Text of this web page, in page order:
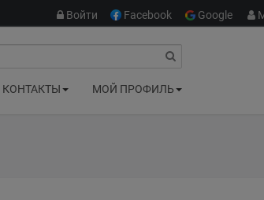
Войти Facebook Google
КОНТАКТЫ МОЙ ПРОФИЛЬ